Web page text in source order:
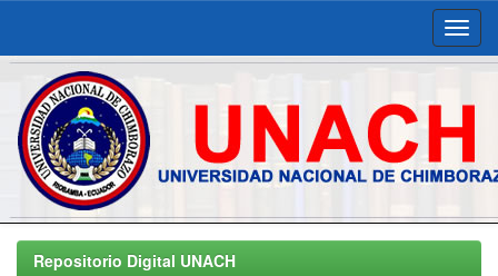
Skip
navigationRepositorio Digital UNACH